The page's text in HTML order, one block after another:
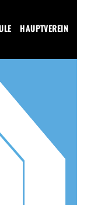
HAUPTVEREIN